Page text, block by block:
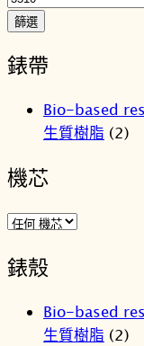
價
篩選
錶帶
Bio-based
生質樹脂 (2)
機芯
錶殼
Bio-based
生質樹脂 (2)